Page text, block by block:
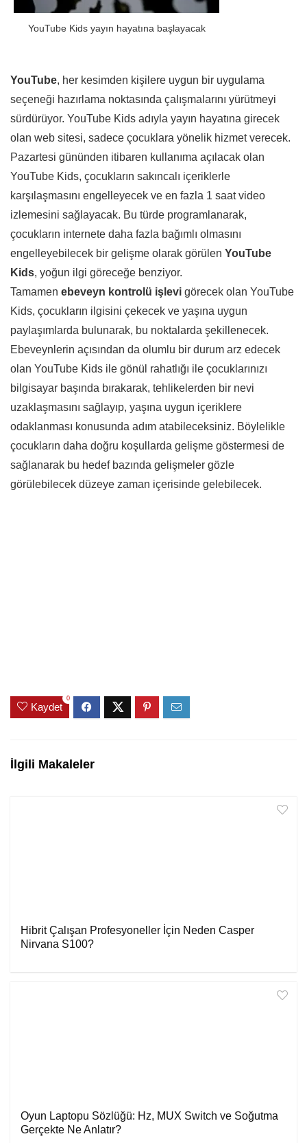
YouTube Kids yayın hayatına başlayacak
YouTube, her kesimden kişilere uygun bir uygulama
seçeneği hazırlama noktasında çalışmalarını yürütmeyi
sürdürüyor. YouTube Kids adıyla yayın hayatına girecek
olan web sitesi, sadece çocuklara yönelik hizmet verecek.
Pazartesi gününden itibaren kullanıma açılacak olan
YouTube Kids, çocukların sakıncalı içeriklerle
karşılaşmasını engelleyecek ve en fazla 1 saat video
izlemesini sağlayacak. Bu türde programlanarak,
çocukların internete daha fazla bağımlı olmasını
engelleyebilecek bir gelişme olarak görülen YouTube
Kids, yoğun ilgi göreceğe benziyor.
Tamamen ebeveyn kontrolü işlevi görecek olan YouTube
Kids, çocukların ilgisini çekecek ve yaşına uygun
paylaşımlarda bulunarak, bu noktalarda şekillenecek.
Ebeveynlerin açısından da olumlu bir durum arz edecek
olan YouTube Kids ile gönül rahatlığı ile çocuklarınızı
bilgisayar başında bırakarak, tehlikelerden bir nevi
uzaklaşmasını sağlayıp, yaşına uygun içeriklere
odaklanması konusunda adım atabileceksiniz. Böylelikle
çocukların daha doğru koşullarda gelişme göstermesi de
sağlanarak bu hedef bazında gelişmeler gözle
görülebilecek düzeye zaman içerisinde gelebilecek.
Kaydet
0
İlgili Makaleler
Hibrit Çalışan Profesyoneller İçin Neden Casper
Nirvana S100?
Oyun Laptopu Sözlüğü: Hz, MUX Switch ve Soğutma
Gerçekte Ne Anlatır?